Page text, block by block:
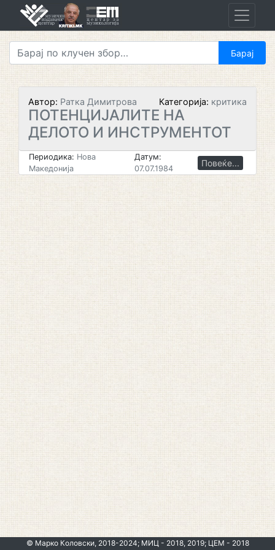
Автор: Ратка Димитрова Категорија: критика
ПОТЕНЦИЈАЛИТЕ НА
ДЕЛОТО И ИНСТРУМЕНТОТ
Периодика: Нова
Македонија
Датум:
07.07.1984
Повеќе...
© Марко Коловски, 2018-2024; МИЦ - 2018, 2019; ЦЕМ - 2018